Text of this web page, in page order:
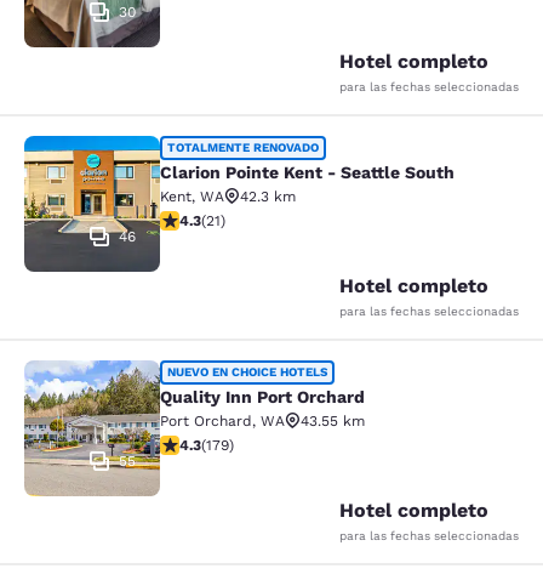
30
Hotel completo
para las fechas seleccionadas
Clarion Pointe Kent - Seattle South
46
TOTALMENTE RENOVADO
Clarion Pointe Kent - Seattle South
Kent, WA
42.3 km
calificación de 4.33 estrellas. Excelente. 21 reseñas
4.3(21)
Hotel completo
para las fechas seleccionadas
Quality Inn Port Orchard
55
NUEVO EN CHOICE HOTELS
Quality Inn Port Orchard
Port Orchard, WA
43.55 km
calificación de 4.27 estrellas. Excelente. 179 reseñas
4.3(179)
Hotel completo
para las fechas seleccionadas